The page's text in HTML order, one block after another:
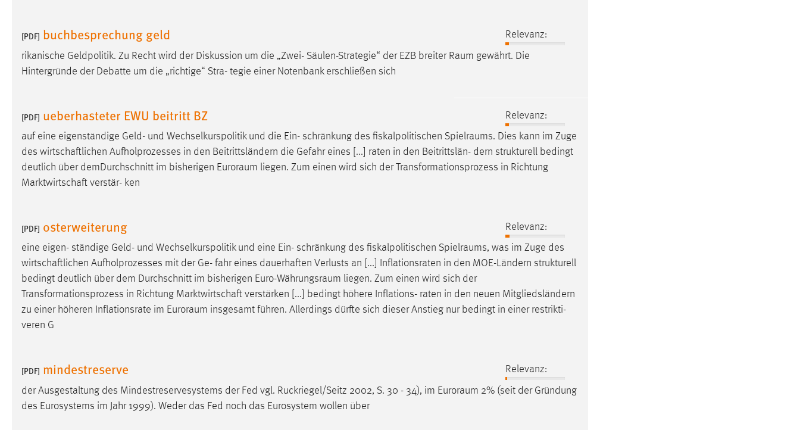
[PDF] buchbesprechung geld
Relevanz:
rikanische Geldpolitik. Zu Recht wird der Diskussion um die „Zwei- Säulen-Strategie“ der EZB breiter Raum gewährt. Die
Hintergründe der Debatte um die „richtige“ Stra- tegie einer Notenbank erschließen sich
[PDF] ueberhasteter EWU beitritt BZ
Relevanz:
auf eine eigenständige Geld- und Wechselkurspolitik und die Ein- schränkung des fiskalpolitischen Spielraums. Dies kann im Zuge
des wirtschaftlichen Aufholprozesses in den Beitrittsländern die Gefahr eines [...] raten in den Beitrittslän- dern strukturell bedingt
deutlich über demDurchschnitt im bisherigen Euroraum liegen. Zum einen wird sich der Transformationsprozess in Richtung
Marktwirtschaft verstär- ken
[PDF] osterweiterung
Relevanz:
eine eigen- ständige Geld- und Wechselkurspolitik und eine Ein- schränkung des fiskalpolitischen Spielraums, was im Zuge des
wirtschaftlichen Aufholprozesses mit der Ge- fahr eines dauerhaften Verlusts an [...] Inflationsraten in den MOE-Ländern strukturell
bedingt deutlich über dem Durchschnitt im bisherigen Euro-Währungsraum liegen. Zum einen wird sich der
Transformationsprozess in Richtung Marktwirtschaft verstärken [...] bedingt höhere Inflations- raten in den neuen Mitgliedsländern
zu einer höheren Inflationsrate im Euroraum insgesamt führen. Allerdings dürfte sich dieser Anstieg nur bedingt in einer restrikti-
veren G
[PDF] mindestreserve
Relevanz:
der Ausgestaltung des Mindestreservesystems der Fed vgl. Ruckriegel/Seitz 2002, S. 30 - 34), im Euroraum 2% (seit der Gründung
des Eurosystems im Jahr 1999). Weder das Fed noch das Eurosystem wollen über
Google Ads
Name: _gcl_au
Cookie Laufzeit:
Facebook Pixel
Name: _fbp
Zweck: Conversion-Tracking
Cookie Laufzeit:
EXTERNE MEDIEN
Um Inhalte von Videoplattformen und Social Media